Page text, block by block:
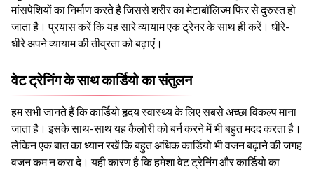
मांसपेशियों का निर्माण करते है जिससे शरीर का मेटाबॉलिज्म फिर से दुरुस्त हो
जाता है। प्रयास करें कि यह सारे व्यायाम एक ट्रेनर के साथ ही करें। धीरे-
धीरे अपने व्यायाम की तीव्रता को बढ़ाएं।
वेट ट्रेनिंग के साथ कार्डियो का संतुलन
हम सभी जानते हैं कि कार्डियो हृदय स्वास्थ्य के लिए सबसे अच्छा विकल्प माना
जाता है। इसके साथ-साथ यह कैलोरी को बर्न करने में भी बहुत मदद करता है।
लेकिन एक बात का ध्यान रखें कि बहुत अधिक कार्डियो भी वजन बढ़ाने की जगह
वजन कम न करा दे। यही कारण है कि हमेशा वेट ट्रेनिंग और कार्डियो का